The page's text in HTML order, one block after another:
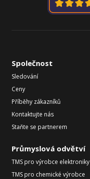
Společnost
Sledování
Ceny
Příběhy zákazníků
Kontaktujte nás
Staňte se partnerem
Průmyslová odvětví
TMS pro výrobce elektroniky
TMS pro chemické výrobce